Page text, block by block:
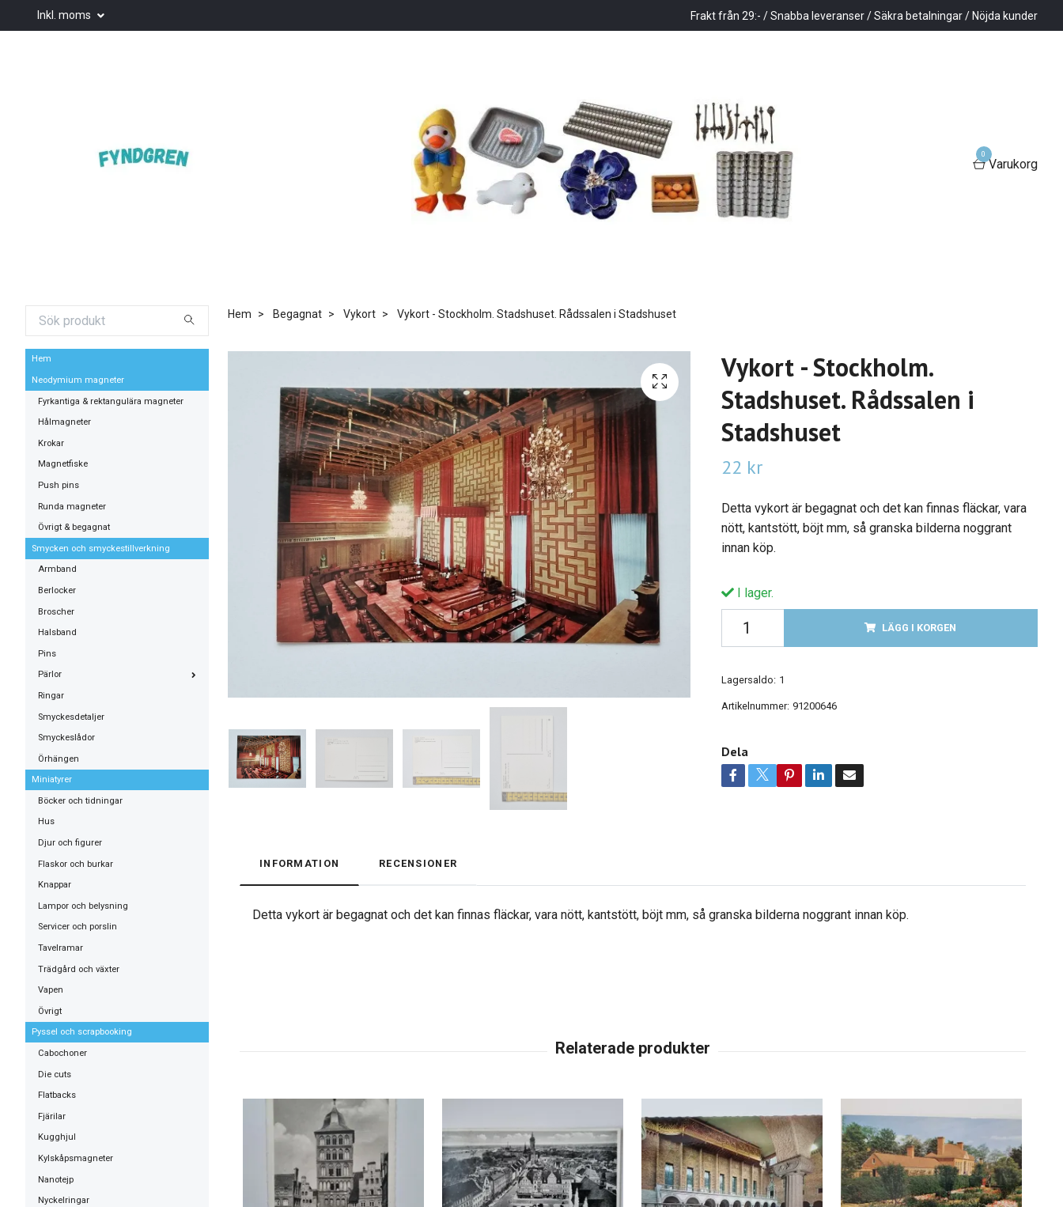
Inkl. moms Frakt från 29:- / Snabba leveranser / Säkra betalningar / Nöjda kunder
0
Varukorg
Hem
Neodymium magneter
Fyrkantiga & rektangulära magneter
Hålmagneter
Krokar
Magnetfiske
Push pins
Runda magneter
Övrigt & begagnat
Smycken och smyckestillverkning
Armband
Berlocker
Broscher
Halsband
Pins
Pärlor
Ringar
Smyckesdetaljer
Smyckeslådor
Örhängen
Miniatyrer
Böcker och tidningar
Hus
Djur och figurer
Flaskor och burkar
Knappar
Lampor och belysning
Servicer och porslin
Tavelramar
Trädgård och växter
Vapen
Övrigt
Pyssel och scrapbooking
Cabochoner
Die cuts
Flatbacks
Fjärilar
Kugghjul
Kylskåpsmagneter
Nanotejp
Nyckelringar
Hem Begagnat Vykort Vykort - Stockholm. Stadshuset. Rådssalen i Stadshuset
Vykort - Stockholm.
Stadshuset. Rådssalen i
Stadshuset
22 kr
Detta vykort är begagnat och det kan finnas fläckar, vara
nött, kantstött, böjt mm, så granska bilderna noggrant
innan köp.
I lager.
LÄGG I KORGEN
Lagersaldo: 1
Artikelnummer: 91200646
Dela
INFORMATION RECENSIONER
Detta vykort är begagnat och det kan finnas fläckar, vara nött, kantstött, böjt mm, så granska bilderna noggrant innan köp.